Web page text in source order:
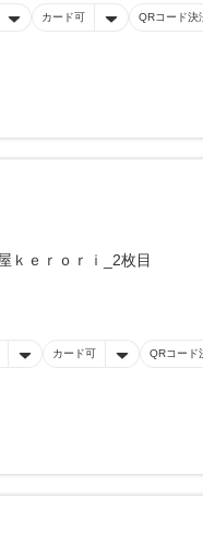
カード可 QRコード決
カード可 QRコード